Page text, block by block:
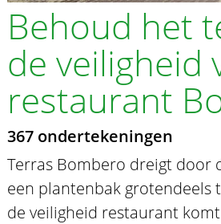
Behoud het
de veiligheid
restaurant
367 ondertekeningen
Terras Bombero dreigt door
een plantenbak grotendeels
de veiligheid restaurant